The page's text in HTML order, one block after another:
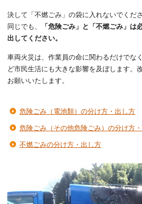
決して「不燃ごみ」の袋に入れないでくだ
同じでも、
「危険ごみ」と「不燃ごみ」は
出してください。
車両火災は、作業員の命に関わるだけでな
ど市民生活にも大きな影響を及ぼします。
お願いいたします。
危険ごみ（電池類）の分け方・出し方
危険ごみ（その他危険ごみ）の分け方
不燃ごみの分け方・出し方